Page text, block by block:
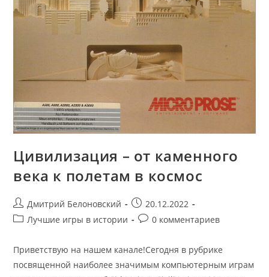
Цивилизация – от каменного
века к полетам в космос
Post
author:
Дмитрий Белоновский
Запись
опубликована:
20.12.2022
PostЛучшие игры в истории
Post0 комментариев
Приветствую на нашем канале!Сегодня в рубрике
посвященной наиболее значимым компьютерным играм